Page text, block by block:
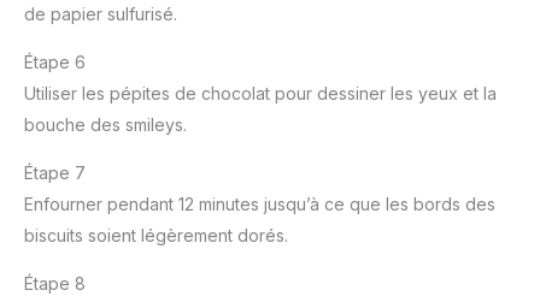
de papier sulfurisé.
Étape 6
Utiliser les pépites de chocolat pour dessiner les yeux et la
bouche des smileys.
Étape 7
Enfourner pendant 12 minutes jusqu’à ce que les bords des
biscuits soient légèrement dorés.
Étape 8